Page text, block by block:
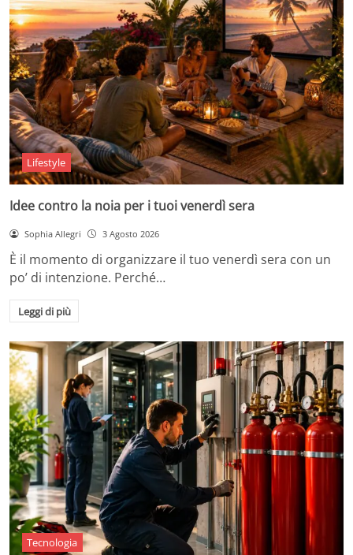
Lifestyle
Idee contro la noia per i tuoi venerdì sera
Sophia Allegri 3 Agosto 2026
È il momento di organizzare il tuo venerdì sera con un
po’ di intenzione. Perché…
Leggi di più
Tecnologia